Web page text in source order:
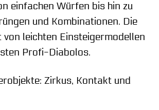
einfachen Würfen bis hin zu
und Kombinationen. Die
von leichten Einsteigermodellen
Profi-Diabolos.
Zirkus, Kontakt und